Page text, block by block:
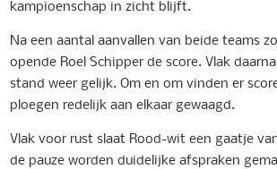
kampioenschap in zicht blijft.
Na een aantal aanvallen van beide teams
opende Roel Schipper de score. Vlak
stand weer gelijk. Om en om vinden er
ploegen redelijk aan elkaar gewaagd.
Vlak voor rust slaat Rood-wit een gaatje
de pauze worden duidelijke afspraken